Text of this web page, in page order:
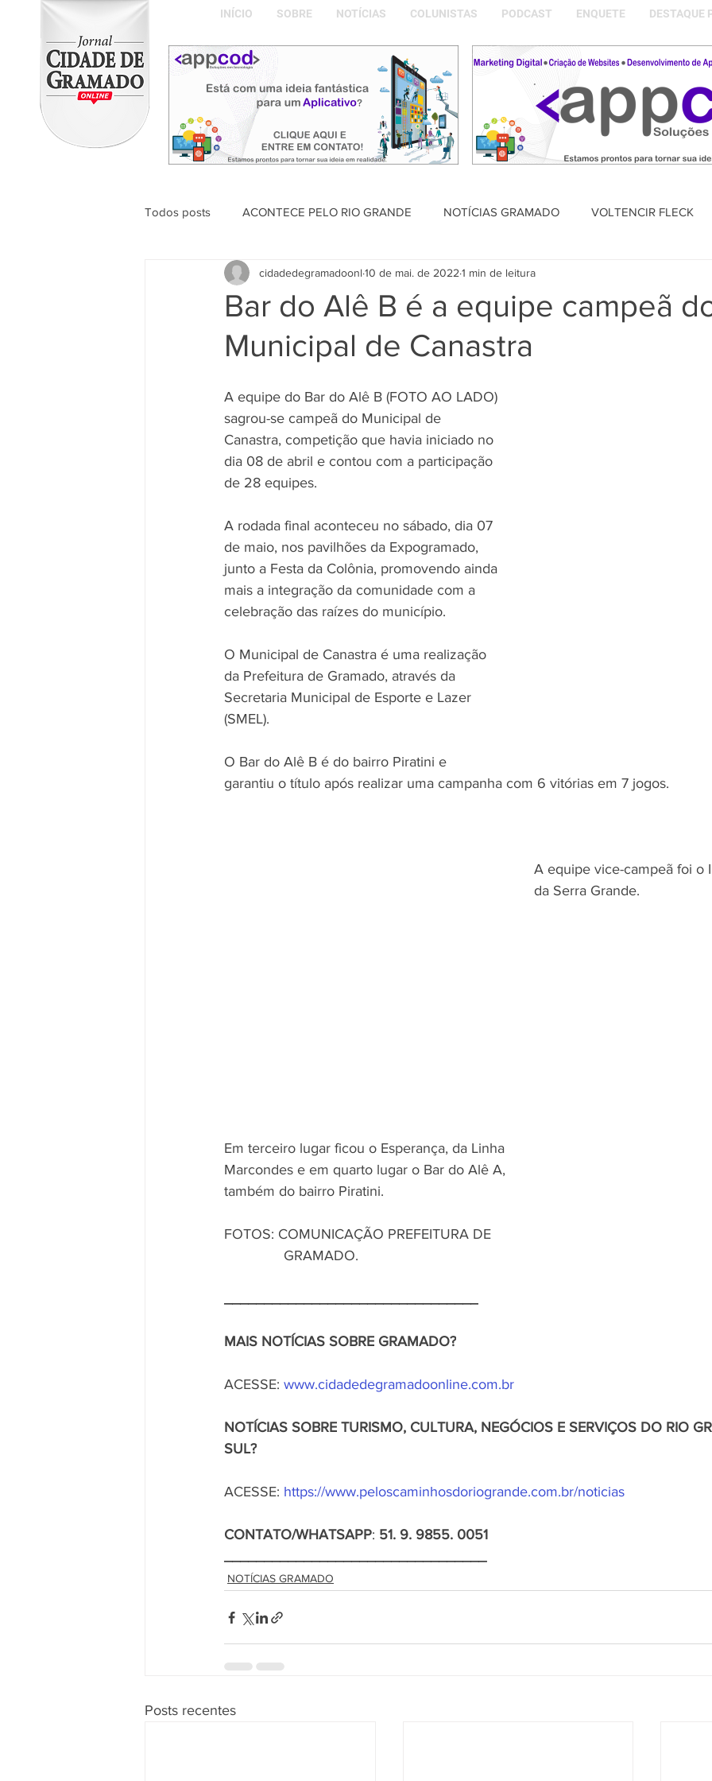
INÍCIO SOBRE NOTÍCIAS COLUNISTAS PODCAST ENQUETE DESTAQUE
Todos posts ACONTECE PELO RIO GRANDE NOTÍCIAS GRAMADO VOLTENCIR FLECK
ABDON BARRETTO FILHO SAÚDE PODCAST DESTAQUE POLÍTICO
Naíla Gonçalves Dalavia
Bar do Alê B é a equipe campeã
Municipal de Canastra
cidadedegramadoonl 10 de mai. de 2022 1 min de leitura
A equipe do Bar do Alê B (FOTO AO LADO)
sagrou-se campeã do Municipal de
Canastra, competição que havia iniciado no
dia 08 de abril e contou com a participação
de 28 equipes.
A rodada final aconteceu no sábado, dia 07
de maio, nos pavilhões da Expogramado,
junto a Festa da Colônia, promovendo ainda
mais a integração da comunidade com a
celebração das raízes do município.
O Municipal de Canastra é uma realização
da Prefeitura de Gramado, através da
Secretaria Municipal de Esporte e Lazer
(SMEL).
O Bar do Alê B é do bairro Piratini e
garantiu o título após realizar uma campanha com 6 vitórias em 7 jogos.
A equipe vice-campeã foi o
da Serra Grande.
Em terceiro lugar ficou o Esperança, da Linha
Marcondes e em quarto lugar o Bar do Alê A,
também do bairro Piratini.
FOTOS: COMUNICAÇÃO PREFEITURA DE
               GRAMADO.
MAIS NOTÍCIAS SOBRE GRAMADO?
ACESSE: www.cidadedegramadoonline.com.br
NOTÍCIAS SOBRE TURISMO, CULTURA, NEGÓCIOS E SERVIÇOS DO RIO
SUL?
ACESSE: https://www.peloscaminhosdoriogrande.com.br/noticias
CONTATO/WHATSAPP: 51. 9. 9855. 0051
NOTÍCIAS GRAMADO
Posts recentes